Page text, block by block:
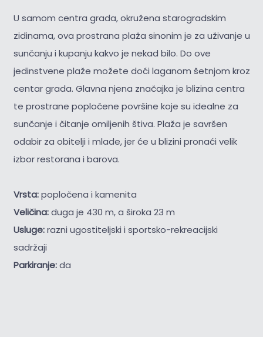
U samom centra grada, okružena starogradskim
zidinama, ova prostrana plaža sinonim je za uživanje u
sunčanju i kupanju kakvo je nekad bilo. Do ove
jedinstvene plaže možete doći laganom šetnjom kroz
centar grada. Glavna njena značajka je blizina centra
te prostrane popločene površine koje su idealne za
sunčanje i čitanje omiljenih štiva. Plaža je savršen
odabir za obitelji i mlade, jer će u blizini pronaći velik
izbor restorana i barova.
Vrsta:popločena i kamenita
Veličina:duga je 430 m, a široka 23 m
Usluge:razni ugostiteljski i sportsko-rekreacijski
sadržaji
Parkiranje:da